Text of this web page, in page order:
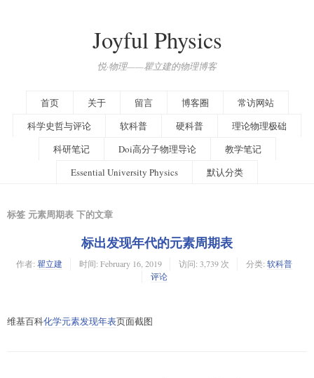
Joyful Physics
悦·物理——瞿立建的物理博客
首页 关于 留言 博客圈
常访网站
科学史哲与评论
软科普 硬科普
理论物理极础
科研笔记
Doi高分子物理导论
教学笔记
Essential University Physics
默认分类
标签 元素周期表 下的文章
标出发现年代的元素周期表
作者: 瞿立建 时间: February 16, 2019 访问: 3,739 次 分类: 软科普
评论
维基百科化学元素发现年表页面截图